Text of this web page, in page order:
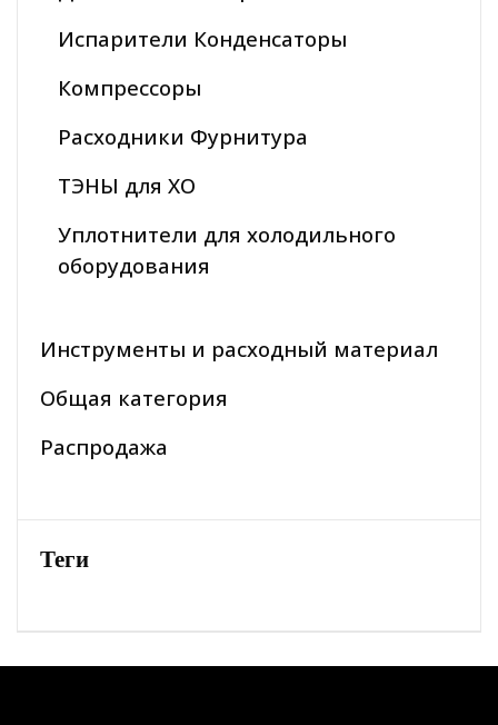
Испарители Конденсаторы
Компрессоры
Расходники Фурнитура
ТЭНЫ для ХО
Уплотнители для холодильного
оборудования
Инструменты и расходный материал
Общая категория
Распродажа
Теги